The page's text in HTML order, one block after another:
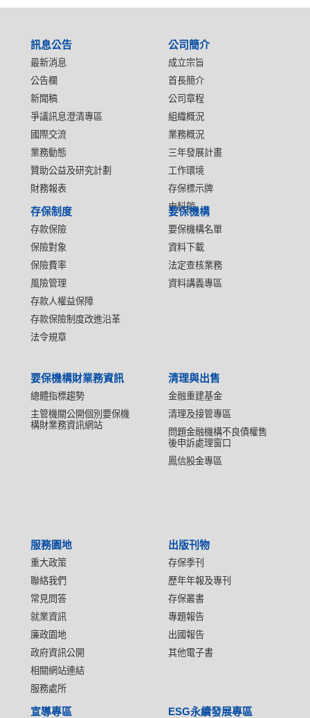
訊息公告
最新消息
公告欄
新聞稿
爭議訊息澄清專區
國際交流
業務動態
贊助公益及研究計劃
財務報表
公司簡介
成立宗旨
首長簡介
公司章程
組織概況
業務概況
三年發展計畫
工作環境
存保標示牌
史料館
存保制度
存款保險
保險對象
保險費率
風險管理
存款人權益保障
存款保險制度改進沿革
法令規章
要保機構
要保機構名單
資料下載
法定查核業務
資料講義專區
要保機構財業務資訊
總體指標趨勢
主管機關公開個別要保機
構財業務資訊網站
清理與出售
金融重建基金
清理及接管專區
問題金融機構不良債權售
後申訴處理窗口
鳳信股金專區
服務園地
重大政策
聯絡我們
常見問答
就業資訊
廉政園地
政府資訊公開
相關網站連結
服務處所
出版刊物
存保季刊
歷年年報及專刊
存保叢書
專題報告
出國報告
其他電子書
宣導專區 ESG永續發展專區